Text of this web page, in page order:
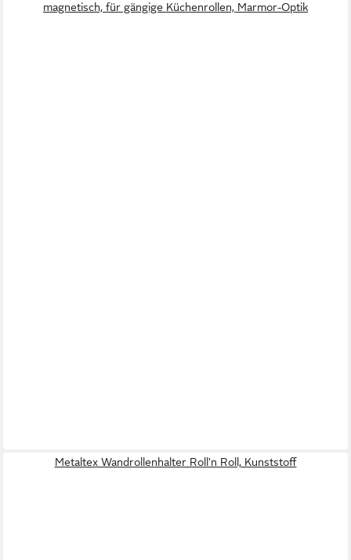
magnetisch, für gängige Küchenrollen, Marmor-Optik
Metaltex Wandrollenhalter Roll'n Roll, Kunststoff